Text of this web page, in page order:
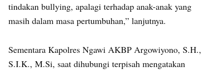
tindakan bullying, apalagi terhadap anak-anak yang
masih dalam masa pertumbuhan,” lanjutnya.
Sementara Kapolres Ngawi AKBP Argowiyono, S.H.,
S.I.K., M.Si, saat dihubungi terpisah mengatakan